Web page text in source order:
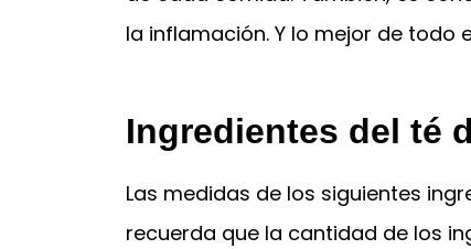
la inflamación. Y lo mejor de todo
Ingredientes del té
Las medidas de los siguientes
recuerda que la cantidad de los